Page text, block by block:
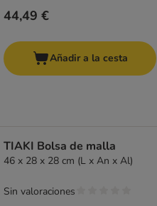
44,49 €
Añadir a la cesta
TIAKI Bolsa de malla
46 x 28 x 28 cm (L x An x Al)
Sin valoraciones